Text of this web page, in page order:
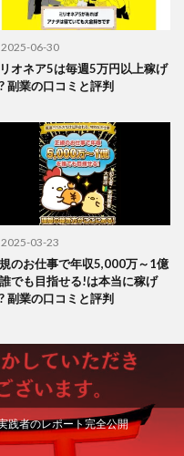
2025-06-30
オネア5は毎週5万円以上稼げ
副業の口コミと評判
2025-03-23
のお仕事で年収5,000万～1億
でも目指せる!は本当に稼げ
副業の口コミと評判
者のレポート完全公開